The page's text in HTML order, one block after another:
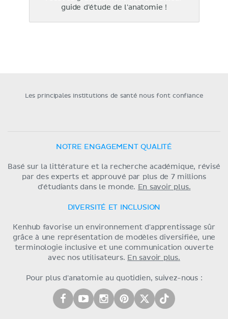
guide d'étude de l'anatomie !
Les principales institutions de santé nous font confiance
NOTRE ENGAGEMENT QUALITÉ
Basé sur la littérature et la recherche académique, révisé
par des experts et approuvé par plus de 7 millions
d'étudiants dans le monde. En savoir plus.
DIVERSITÉ ET INCLUSION
Kenhub favorise un environnement d'apprentissage sûr
grâce à une représentation de modèles diversifiée, une
terminologie inclusive et une communication ouverte
avec nos utilisateurs. En savoir plus.
Pour plus d'anatomie au quotidien, suivez-nous :